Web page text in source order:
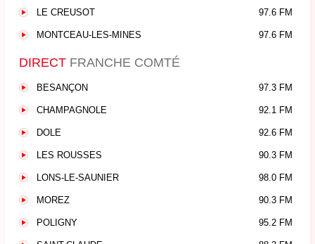
LE CREUSOT 97.6 FM
MONTCEAU-LES-MINES 97.6 FM
DIRECT FRANCHE COMTÉ
BESANÇON 97.3 FM
CHAMPAGNOLE 92.1 FM
DOLE 92.6 FM
LES ROUSSES 90.3 FM
LONS-LE-SAUNIER 98.0 FM
MOREZ 90.3 FM
POLIGNY 95.2 FM